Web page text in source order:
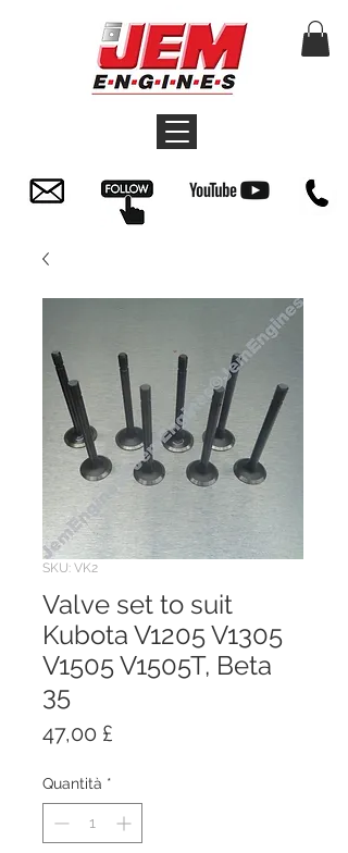
SKU: VK2
Valve set to suit
Kubota V1205 V1305
V1505 V1505T, Beta
35
47,00 £
Quantità *